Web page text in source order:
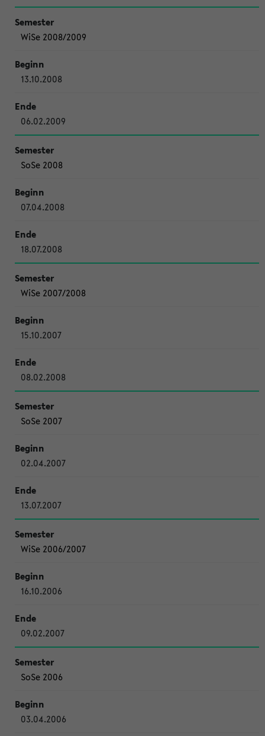
WiSe 2008/2009
13.10.2008
06.02.2009
SoSe 2008
07.04.2008
18.07.2008
WiSe 2007/2008
15.10.2007
08.02.2008
SoSe 2007
02.04.2007
13.07.2007
WiSe 2006/2007
16.10.2006
09.02.2007
SoSe 2006
03.04.2006